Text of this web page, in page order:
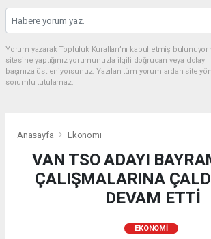
Yorum yazarak Topluluk Kuralları’nı kabul etmiş
sitesine yaptığınız yorumunuzla ilgili doğrudan veya
başınıza üstleniyorsunuz. Yazılan tüm yorumlardan site
sorumlu tutulamaz.
Anasayfa Ekonomi
VAN TSO ADAYI
ÇALIŞMALARINA
DEVAM ETTİ
EKONOMI